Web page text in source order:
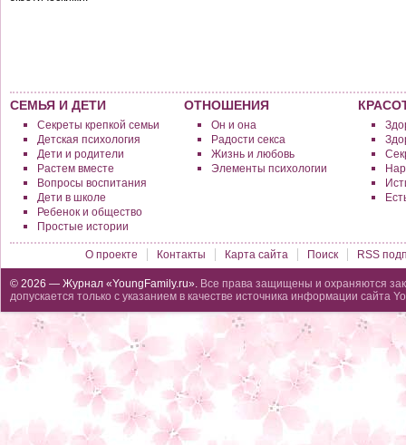
СЕМЬЯ И ДЕТИ
Секреты крепкой семьи
Детская психология
Дети и родители
Растем вместе
Вопросы воспитания
Дети в школе
Ребенок и общество
Простые истории
ОТНОШЕНИЯ
Он и она
Радости секса
Жизнь и любовь
Элементы психологии
О проекте Контакты Карта сайта Поиск RSS
© 2026 — Журнал «YoungFamily.ru». Все права защищены и охраняются
допускается только с указанием в качестве источника информации сайта